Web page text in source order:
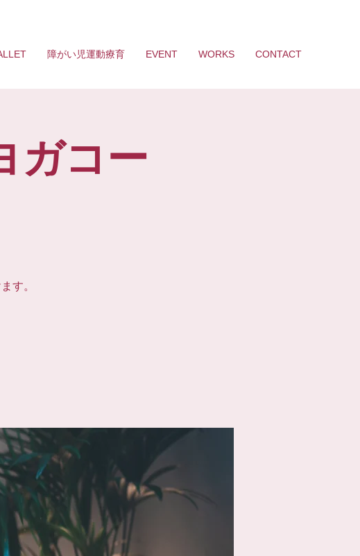
障がい児運動療育 EVENT WORKS CONTACT
ガコー
す。